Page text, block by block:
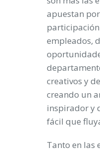
apuestan
empleados,
creativos y
creando un
inspirador y
fácil que
Tanto en las